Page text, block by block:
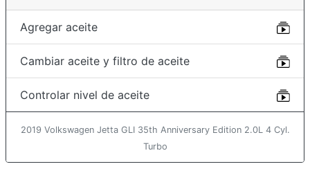
Agregar aceite
Cambiar aceite y filtro de aceite
Controlar nivel de aceite
2019 Volkswagen Jetta GLI 35th Anniversary Edition 2.0L 4 Cyl.
Turbo